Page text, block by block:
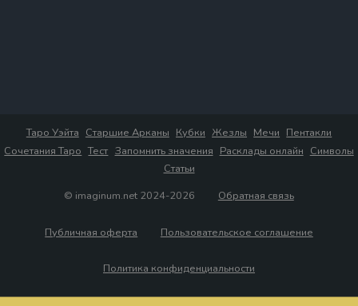
Таро Уэйта Старшие Арканы Кубки Жезлы Мечи Пентакли
Сочетания Таро Тест Запомнить значения Расклады онлайн Символы
Статьи
© imaginum.net 2024-2026
Обратная связь
Публичная оферта Пользовательское соглашение
Политика конфиденциальности